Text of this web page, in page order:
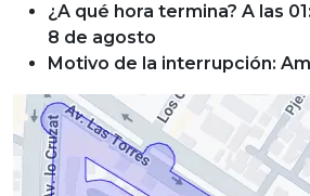
¿A qué hora termina? A las
8 de agosto
Motivo de la interrupción: